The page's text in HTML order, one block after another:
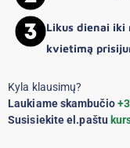
Likus dienai iki
kvietimą
Kyla klausimų?
Laukiame skambučio
Susisiekite el.paštu